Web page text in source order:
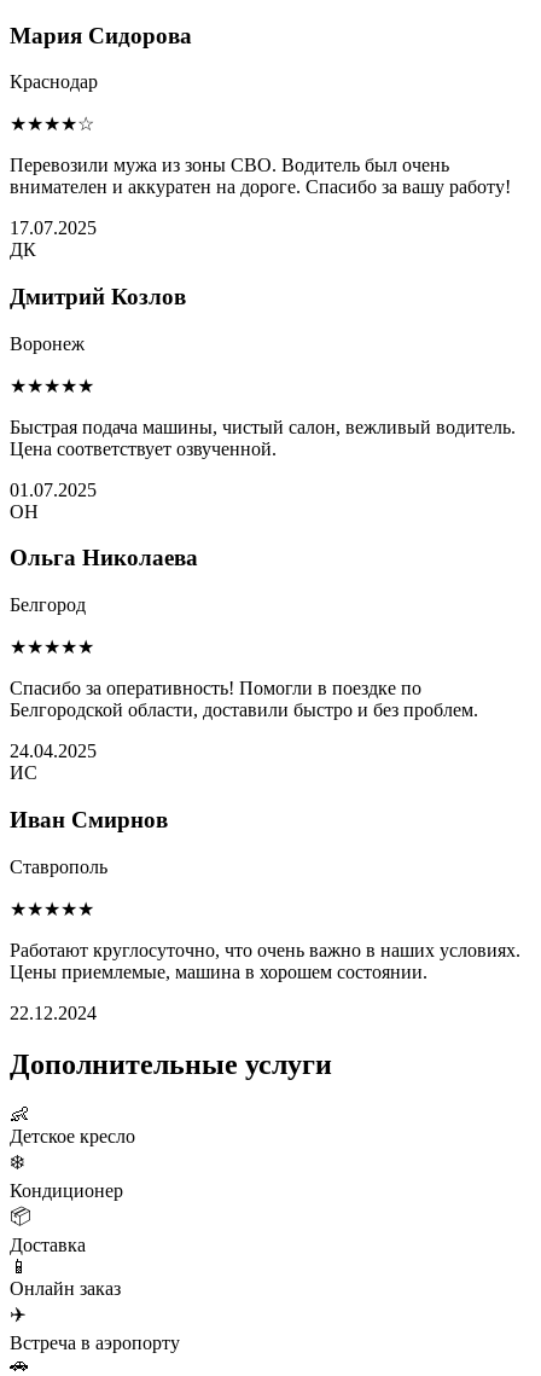
Мария Сидорова
Краснодар
★★★★☆
Перевозили мужа из зоны СВО. Водитель был очень
внимателен и аккуратен на дороге. Спасибо за вашу работу!
17.07.2025
ДК
Дмитрий Козлов
Воронеж
★★★★★
Быстрая подача машины, чистый салон, вежливый водитель.
Цена соответствует озвученной.
01.07.2025
ОН
Ольга Николаева
Белгород
★★★★★
Спасибо за оперативность! Помогли в поездке по
Белгородской области, доставили быстро и без проблем.
24.04.2025
ИС
Иван Смирнов
Ставрополь
★★★★★
Работают круглосуточно, что очень важно в наших условиях.
Цены приемлемые, машина в хорошем состоянии.
22.12.2024
Дополнительные услуги
👶
Детское кресло
❄️
Кондиционер
📦
Доставка
📱
Онлайн заказ
✈️
Встреча в аэропорту
🚗